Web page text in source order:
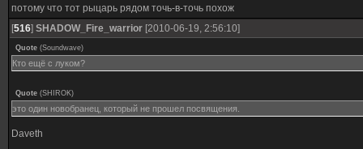
потому что тот рыцарь рядом точь-в-точь похож
[516] SHADOW_Fire_warrior [2010-06-19, 2:56:10]
Quote (Soundwave)
Кто ещё с луком?
Quote (SHIROK)
это один новобранец, который не прошел посвящения.
Daveth